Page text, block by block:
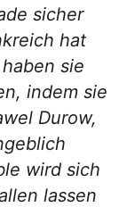
sicher
hat
sie
indem sie
Durow,
wird sich
lassen